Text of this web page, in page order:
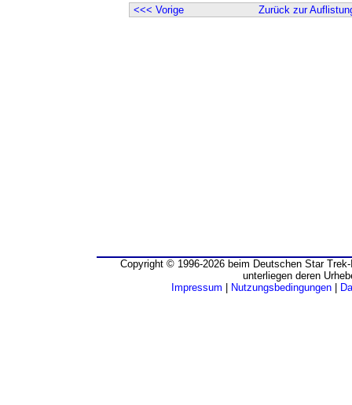
<<< Vorige Zurück zur
Copyright © 1996-2026 beim Deutschen Star
unterliegen deren
Impressum
Nutzungsbedingungen